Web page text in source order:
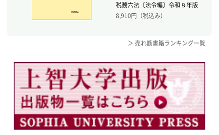
税務六法〔法令編〕令和８年版
8,910円（税込み）
＞ 売れ筋書籍ランキング一覧